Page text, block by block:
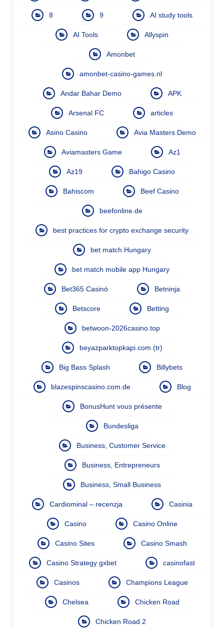
8 9 AI study tools
AI Tools Allyspin
Amonbet
amonbet-casino-games.nl
Andar Bahar Demo APK
Arsenal FC articles
Asino Casino Avia Masters Demo
Aviamasters Game Az1
Az19 Bahigo Casino
Bahiscom Beef Casino
beefonline.de
best practices for crypto exchange security
bet match Hungary
bet match mobile app Hungary
Bet365 Casinò Betninja
Betscore Betting
betwoon-2026casino.top
beyazparktopkapi.com (tr)
Big Bass Splash Billybets
blazespinscasino.com.de Blog
BonusHunt vous présente
Bundesliga
Business, Customer Service
Business, Entrepreneurs
Business, Small Business
Cardiominal – recenzja Casinia
Casino Casino Online
Casino Sites Casino Smash
Casino Strategy gxbet casinofast
Casinos Champions League
Chelsea Chicken Road
Chicken Road 2